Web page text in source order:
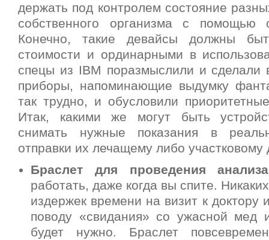
держать под контролем состояние
собственного организма с помощью
Конечно, такие девайсы должны
стоимости и ординарными в
спецы из IBM поразмыслили и сделали
приборы, напоминающие выдумку
так трудно, и обусловили
Итак, какими же могут быть
снимать нужные показания в
отправки их лечащему либо участковому
Браслет для проведения
работать, даже когда вы спите.
издержек времени на визит к доктору
поводу «свидания» со ужасной мед
будет нужно. Браслет